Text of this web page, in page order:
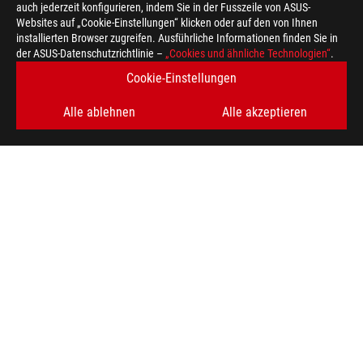
auch jederzeit konfigurieren, indem Sie in der Fusszeile von ASUS-
Websites auf „Cookie-Einstellungen“ klicken oder auf den von Ihnen
installierten Browser zugreifen. Ausführliche Informationen finden Sie in
der ASUS-Datenschutzrichtlinie – „Cookies und ähnliche Technologien“.
Cookie-Einstellungen
Alle ablehnen Alle akzeptieren